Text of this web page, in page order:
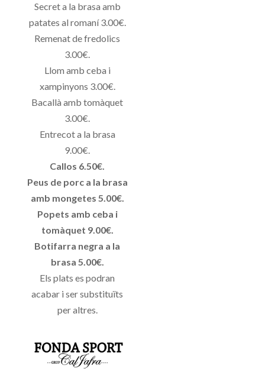
Secret a la brasa amb
patates al romaní 3.00€.
Remenat de fredolics
3.00€.
Llom amb ceba i
xampinyons 3.00€.
Bacallà amb tomàquet
3.00€.
Entrecot a la brasa
9.00€.
Callos 6.50€.
Peus de porc a la brasa
amb mongetes 5.00€.
Popets amb ceba i
tomàquet 9.00€.
Botifarra negra a la
brasa 5.00€.
Els plats es podran
acabar i ser substituïts
per altres.